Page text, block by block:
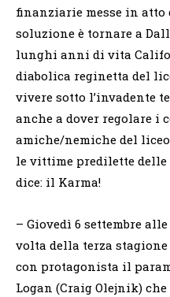
finanziarie messe in atto
soluzione è tornare a
lunghi anni di vita
diabolica reginetta del
vivere sotto l’invadente
anche a dover regolare i
amiche/nemiche del
le vittime predilette
dice: il Karma!
– Giovedì 6 settembre
volta della terza
con protagonista il
Logan (Craig Olejnik)